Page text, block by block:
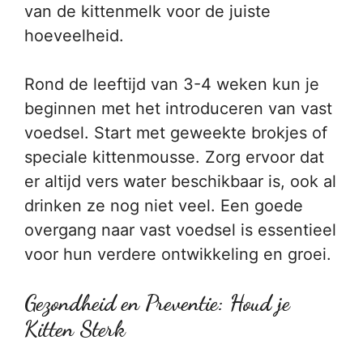
van de kittenmelk voor de juiste
hoeveelheid.
Rond de leeftijd van 3-4 weken kun je
beginnen met het introduceren van vast
voedsel. Start met geweekte brokjes of
speciale kittenmousse. Zorg ervoor dat
er altijd vers water beschikbaar is, ook al
drinken ze nog niet veel. Een goede
overgang naar vast voedsel is essentieel
voor hun verdere ontwikkeling en groei.
Gezondheid en Preventie: Houd je
Kitten Sterk